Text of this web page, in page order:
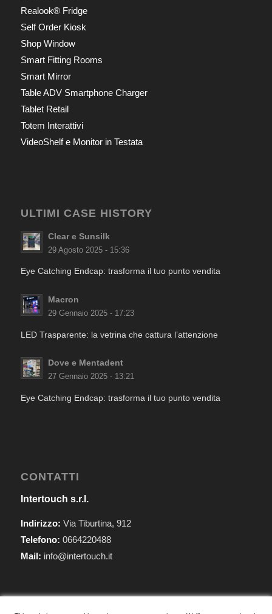
Realook® Fridge
Self Order Kiosk
Shop Window
Smart Fitting Rooms
Smart Mirror
Table ADV Smartphone Charger
Tablet Retail
Totem Interattivi
VideoShelf e Monitor in Testata
ULTIMI CASE HISTORY
Clear e Sunsilk
29 Agosto 2025 - 15:36
Eye Catching Endcap: trasforma il tuo punto vendita
Macron
29 Gennaio 2025 - 17:23
LED Trasparente: la vetrina che cattura l’attenzione
Dove e Mentadent
27 Gennaio 2025 - 13:21
Eye Catching Endcap: trasforma il tuo punto vendita
CONTATTI
Intertouch s.r.l.
Indirizzo: Via Tiburtina, 912
Telefono: 0664220488
Mail: info@intertouch.it